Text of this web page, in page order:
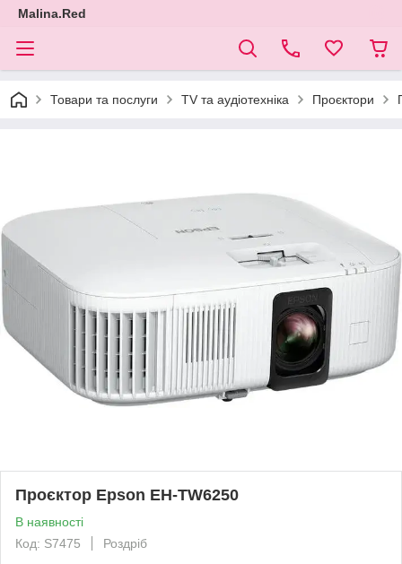
Malina.Red
Товари та послуги TV та аудіотехніка Проєктори
Проєктор Epson EH-TW6250
В наявності
Код: S7475
Роздріб